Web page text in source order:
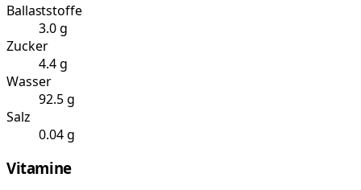
Ballaststoffe
3.0 g
Zucker
4.4 g
Wasser
92.5 g
Salz
0.04 g
Vitamine